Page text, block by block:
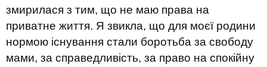
змирилася з тим, що не маю права на
приватне життя. Я звикла, що для моєї родини
нормою існування стали боротьба за свободу
мами, за справедливість, за право на спокійну